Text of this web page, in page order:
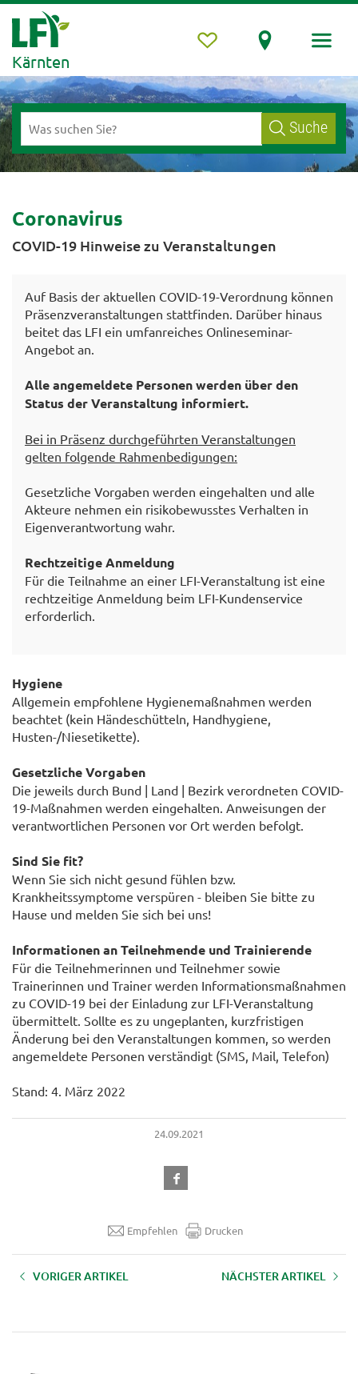
Kärnten
Suche
Coronavirus
COVID-19 Hinweise zu Veranstaltungen
Auf Basis der aktuellen COVID-19-Verordnung können
Präsenzveranstaltungen stattfinden. Darüber hinaus
beitet das LFI ein umfanreiches Onlineseminar-
Angebot an.
Alle angemeldete Personen werden über den
Status der Veranstaltung informiert.
Bei in Präsenz durchgeführten Veranstaltungen
gelten folgende Rahmenbedigungen:
Gesetzliche Vorgaben werden eingehalten und alle
Akteure nehmen ein risikobewusstes Verhalten in
Eigenverantwortung wahr.
Rechtzeitige Anmeldung
Für die Teilnahme an einer LFI-Veranstaltung ist eine
rechtzeitige Anmeldung beim LFI-Kundenservice
erforderlich.
Hygiene
Allgemein empfohlene Hygienemaßnahmen werden
beachtet (kein Händeschütteln, Handhygiene,
Husten-/Niesetikette).
Gesetzliche Vorgaben
Die jeweils durch Bund | Land | Bezirk verordneten COVID-
19-Maßnahmen werden eingehalten. Anweisungen der
verantwortlichen Personen vor Ort werden befolgt.
Sind Sie fit?
Wenn Sie sich nicht gesund fühlen bzw.
Krankheitssymptome verspüren - bleiben Sie bitte zu
Hause und melden Sie sich bei uns!
Informationen an Teilnehmende und Trainierende
Für die Teilnehmerinnen und Teilnehmer sowie
Trainerinnen und Trainer werden Informationsmaßnahmen
zu COVID-19 bei der Einladung zur LFI-Veranstaltung
übermittelt. Sollte es zu ungeplanten, kurzfristigen
Änderung bei den Veranstaltungen kommen, so werden
angemeldete Personen verständigt (SMS, Mail, Telefon)
Stand: 4. März 2022
24.09.2021
Empfehlen Drucken
VORIGER ARTIKEL NÄCHSTER ARTIKEL